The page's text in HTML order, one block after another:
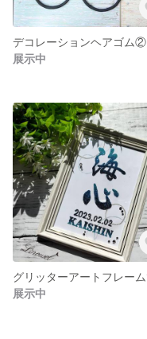
デコレーションヘアゴム②
展示中
展示中